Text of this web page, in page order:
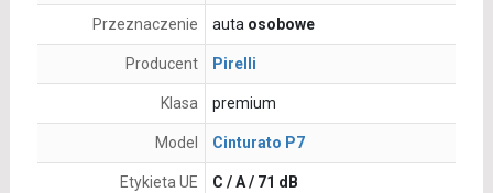
Przeznaczenie auta osobowe
Producent Pirelli
Klasa premium
Model Cinturato P7
Etykieta UE C / A / 71 dB